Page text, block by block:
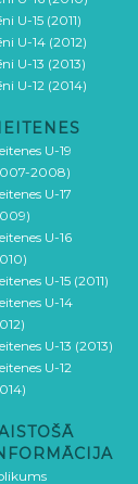
U-15 (2011)
U-14 (2012)
U-13 (2013)
U-12 (2014)
U-19
2008)
U-17
U-16
U-15 (2011)
U-14
U-13 (2013)
U-12